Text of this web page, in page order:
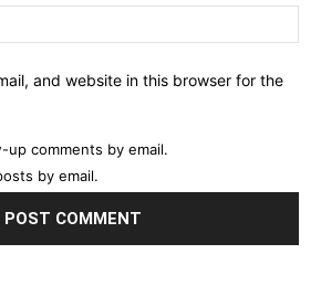
and website in this browser for the
comments by email.
by email.